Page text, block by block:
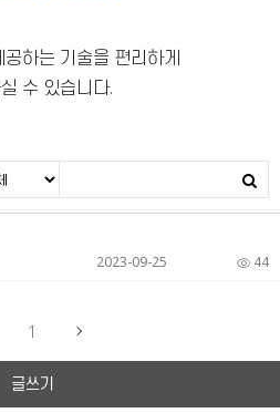
하는 기술을 편리하게
수 있습니다.
44
2023-09-25
1
글쓰기